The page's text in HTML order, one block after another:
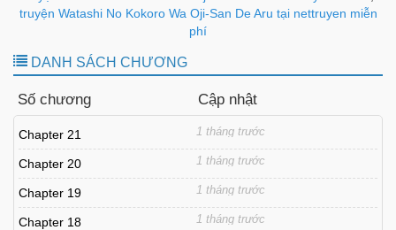
truyện Watashi No Kokoro Wa Oji-San De Aru tại nettruyen miễn
phí
DANH SÁCH CHƯƠNG
Số chương Cập nhật
Chapter 21 1 tháng trước
Chapter 20 1 tháng trước
Chapter 19 1 tháng trước
Chapter 18 1 tháng trước